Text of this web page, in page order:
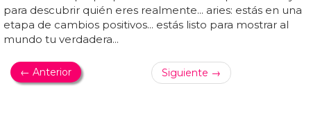
para descubrir quién eres realmente... aries: estás en una
etapa de cambios positivos... estás listo para mostrar al
mundo tu verdadera...
← Anterior Siguiente →